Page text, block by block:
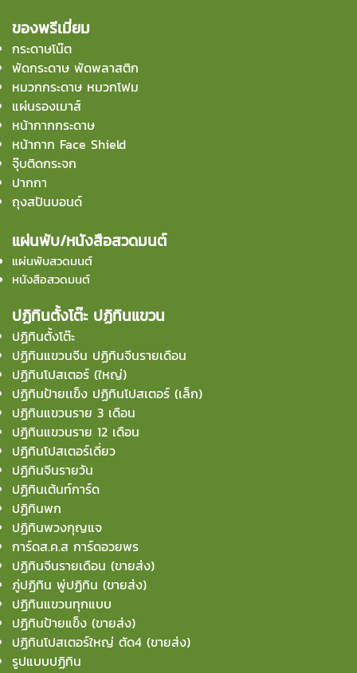
ของพรีเมี่ยม
กระดาษโน๊ต
พัดกระดาษ พัดพลาสติก
หมวกกระดาษ หมวกโฟม
แผ่นรองเมาส์
หน้ากากกระดาษ
หน้ากาก Face Shield
จุ๊บติดกระจก
ปากกา
ถุงสปันบอนด์
แผ่นพับ/หนังสือสวดมนต์
แผ่นพับสวดมนต์
หนังสือสวดมนต์
ปฏิทินตั้งโต๊ะ ปฏิทินแขวน
ปฏิทินตั้งโต๊ะ
ปฏิทินแขวนจีน ปฏิทินจีนรายเดือน
ปฏิทินโปสเตอร์ (ใหญ่)
ปฏิทินป้ายเเข็ง ปฏิทินโปสเตอร์ (เล็ก)
ปฏิทินแขวนราย 3 เดือน
ปฏิทินแขวนราย 12 เดือน
ปฏิทินโปสเตอร์เดี่ยว
ปฏิทินจีนรายวัน
ปฏิทินเต้นท์การ์ด
ปฏิทินพก
ปฏิทินพวงกุญแจ
การ์ดส.ค.ส การ์ดอวยพร
ปฏิทินจีนรายเดือน (ขายส่ง)
ภู่ปฏิทิน พู่ปฏิทิน (ขายส่ง)
ปฏิทินแขวนทุกแบบ
ปฏิทินป้ายแข็ง (ขายส่ง)
ปฏิทินโปสเตอร์ใหญ่ ตัด4 (ขายส่ง)
รูปแบบปฏิทิน